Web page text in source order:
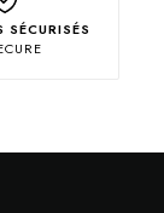
SÉCURISÉS